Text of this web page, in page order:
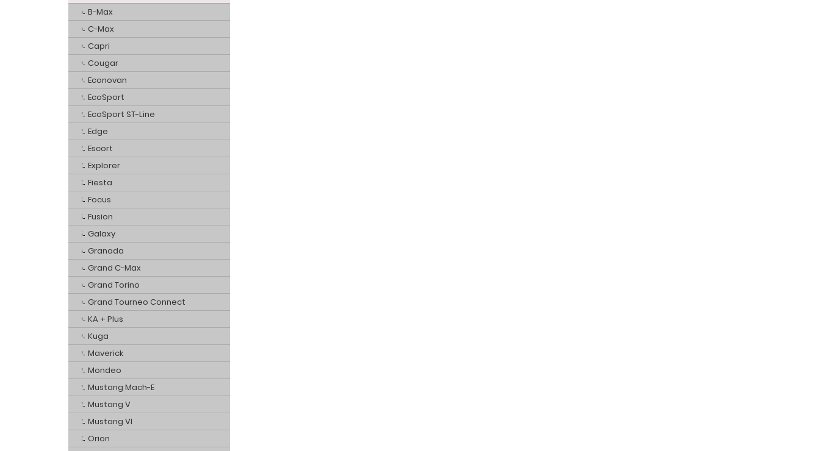
B-Max
C-Max
Capri
Cougar
Econovan
EcoSport
EcoSport ST-Line
Edge
Escort
Explorer
Fiesta
Focus
Fusion
Galaxy
Granada
Grand C-Max
Grand Torino
Grand Tourneo Connect
KA + Plus
Kuga
Maverick
Mondeo
Mustang Mach-E
Mustang V
Mustang VI
Orion